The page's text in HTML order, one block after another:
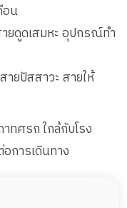
อน
ยดูดเสมหะ อุปกรณ์ทำ
ยปัสสาวะ สายให้
ทศรถ ใกล้กับโรง
การเดินทาง